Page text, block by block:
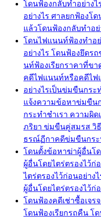
โดนฟ้องกลับทำอย่าง
อย่างไร ศาลยกฟ้องโ
แล้วโดนฟ้องกลับทำอย่
โดนไฟแนนท์ฟ้องทำอ
อย่างไร โดนฟ้องยึดร
นท์ฟ้องเรียกราคาที่ข
คดีไฟแนนท์หรือคดีไฟ
อย่างไรเป็นข่มขืนกร
แจ้งความข้อหาข่มขืน
กระทำชำเรา ความผิ
ภริยา ข่มขืนคู่สมรส วิ
ธรณ์ฏีกาคดีข่มขืนกระ
โดนตั้งข้อหาฆ่าผู้อื่นโด
ผู้อื่นโดยไตร่ตรองไว้
ไตร่ตรองไว้ก่อนอย่า
ผู้อื่นโดยไตร่ตรองไว้ก่
โดนฟ้องคดีเช่าซื้อเจ
โดนฟ้องเรียกรถคืน โ